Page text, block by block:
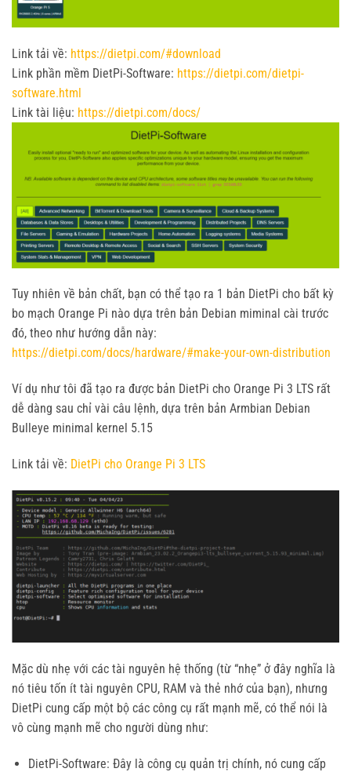
Link tải về: https://dietpi.com/#download
Link phần mềm DietPi-Software: https://dietpi.com/dietpi-
software.html
Link tài liệu: https://dietpi.com/docs/
Tuy nhiên về bản chất, bạn có thể tạo ra 1 bản DietPi cho bất kỳ
bo mạch Orange Pi nào dựa trên bản Debian miminal cài trước
đó, theo như hướng dẫn này:
https://dietpi.com/docs/hardware/#make-your-own-distribution
Ví dụ như tôi đã tạo ra được bản DietPi cho Orange Pi 3 LTS rất
dễ dàng sau chỉ vài câu lệnh, dựa trên bản Armbian Debian
Bulleye minimal kernel 5.15
Link tải về: DietPi cho Orange Pi 3 LTS
Mặc dù nhẹ với các tài nguyên hệ thống (từ “nhẹ” ở đây nghĩa là
nó tiêu tốn ít tài nguyên CPU, RAM và thẻ nhớ của bạn), nhưng
DietPi cung cấp một bộ các công cụ rất mạnh mẽ, có thể nói là
vô cùng mạnh mẽ cho người dùng như:
DietPi-Software: Đây là công cụ quản trị chính, nó cung cấp